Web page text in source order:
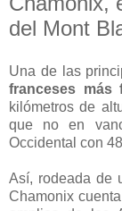
del Mont
Una de las
franceses más
kilómetros de
que no en
Occidental con
Así, rodeada de
Chamonix